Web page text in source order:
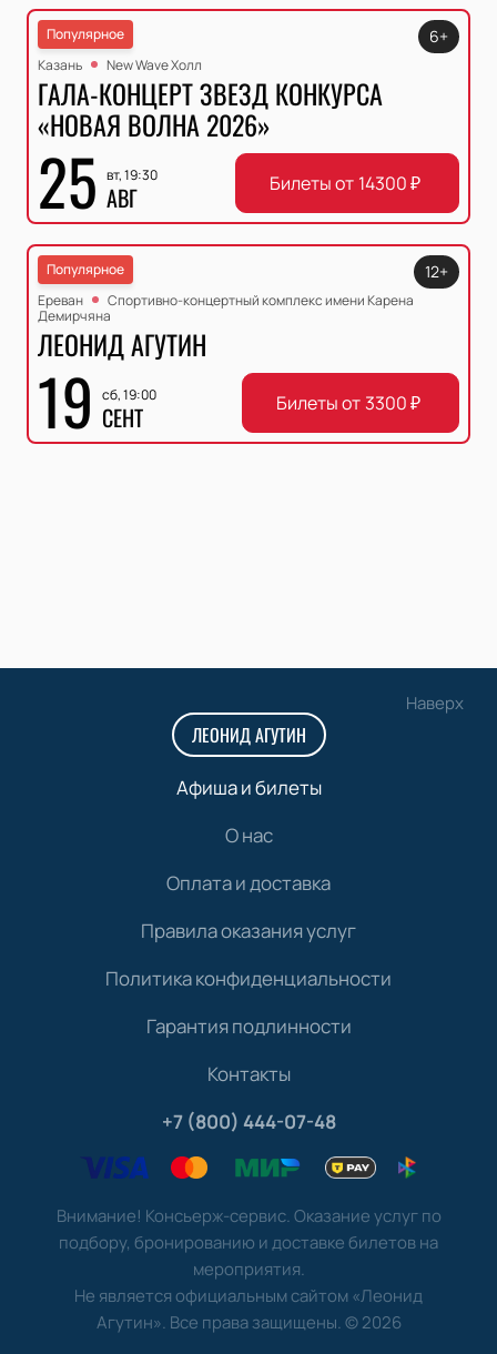
Популярное
Казань
New Wave Холл
ГАЛА-КОНЦЕРТ ЗВЕЗД КОНКУРСА
«НОВАЯ ВОЛНА 2026»
25 вт, 19:30
АВГ
6+
Билеты от 14300₽
Популярное
Ереван
Спортивно-концертный комплекс имени Карена
Демирчяна
ЛЕОНИД АГУТИН
19 сб, 19:00
СЕНТ
12+
Билеты от 3300₽
Наверх
ЛЕОНИД АГУТИН
Афиша и билеты
О нас
Оплата и доставка
Правила оказания услуг
Политика конфиденциальности
Гарантия подлинности
Контакты
+7 (800) 444-07-48
Внимание! Консьерж-сервис. Оказание услуг по
подбору, бронированию и доставке билетов на
мероприятия.
Не является официальным сайтом «Леонид
Агутин». Все права защищены.©2026